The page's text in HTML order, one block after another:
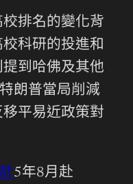
排名的變化背
科研的投進和
到哈佛及其他
朗普當局削減
平易近政策對
5年8月赴